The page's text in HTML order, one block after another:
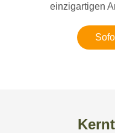
einzigartigen